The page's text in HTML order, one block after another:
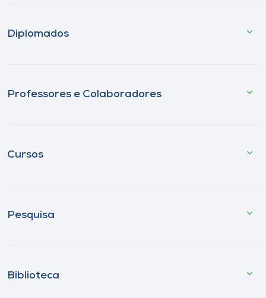
Diplomados
Professores e Colaboradores
Cursos
Pesquisa
Biblioteca